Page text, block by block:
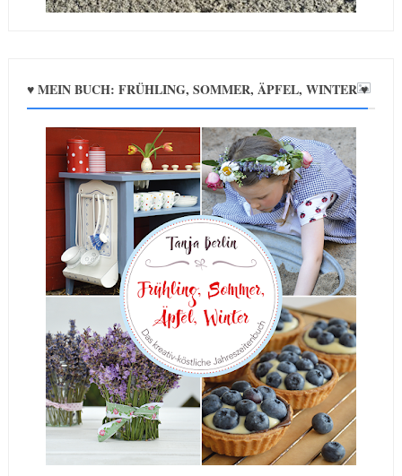
♥ MEIN BUCH: FRÜHLING, SOMMER, ÄPFEL, WINTER ♥